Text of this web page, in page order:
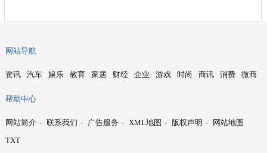
网站导航
资讯 汽车 娱乐 教育 家居 财经 企业 游戏 时尚 商讯 消费 微商
帮助中心
网站简介 - 联系我们 - 广告服务 - XML地图 - 版权声明 -
网站地图
TXT